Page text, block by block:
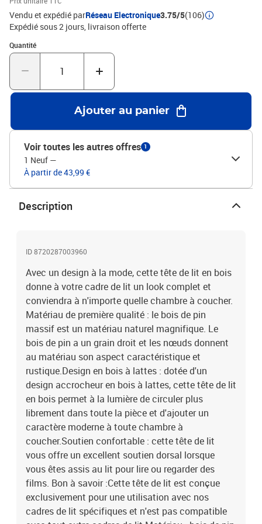
compatible avec tout autre cadres de lit.Matériau : bois de pin
massif (non traité)Dimensions : 141 x 6 x 101 cm (l x P x
H)L'assemblage est requis
Vendu et expédié parRéseau Electronique3.75/5(106)
Expédié sous 2 jours livraison offerte
Quantité
Quantité : 1
Ajouter au panier
Voir toutes les autres offres 1
1 Neuf —
À partir de 43,99 €
Description
ID 8720287003960
Avec un design à la mode, cette tête de lit en bois
donne à votre cadre de lit un look complet et
conviendra à n'importe quelle chambre à coucher.
Matériau de première qualité : le bois de pin
massif est un matériau naturel magnifique. Le
bois de pin a un grain droit et les nœuds donnent
au matériau son aspect caractéristique et
rustique.Design en bois à lattes : dotée d'un
design accrocheur en bois à lattes, cette tête de lit
en bois permet à la lumière de circuler plus
librement dans toute la pièce et d'ajouter un
caractère moderne à toute chambre à
coucher.Soutien confortable : cette tête de lit
vous offre un excellent soutien dorsal lorsque
vous êtes assis au lit pour lire ou regarder des
films. Bon à savoir :Cette tête de lit est conçue
exclusivement pour une utilisation avec nos
cadres de lit spécifiques et n'est pas compatible